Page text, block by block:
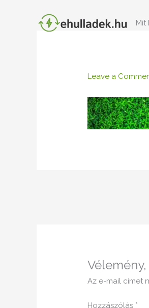
Mit
Leave a
Az e-mail címet
Hozzászólás *